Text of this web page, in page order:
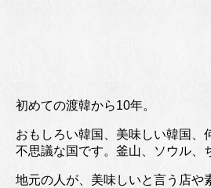
初めての渡韓から10年。
おもしろい韓国、美味しい韓国、
不思議な国です。釜山、ソウル、
地元の人が、美味しいと言う店や